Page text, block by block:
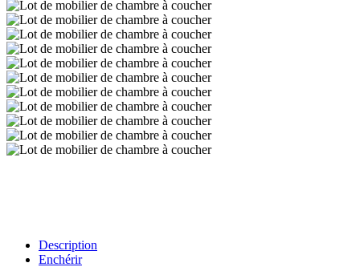
Description
Enchérir